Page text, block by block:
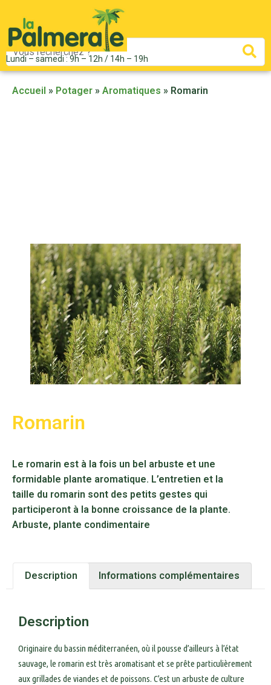
Lundi – samedi : 9h – 12h / 14h – 19h
Mots
clés
:
Accueil » Potager » Aromatiques » Romarin
Romarin
Le romarin est à la fois un bel arbuste et une
formidable plante aromatique. L’entretien et la
taille du romarin sont des petits gestes qui
participeront à la bonne croissance de la plante.
Arbuste, plante condimentaire
Description Informations complémentaires
Description
Originaire du bassin méditerranéen, où il pousse d’ailleurs à l’état
sauvage, le romarin est très aromatisant et se prête particulièrement
aux grillades de viandes et de poissons. C’est un arbuste de culture